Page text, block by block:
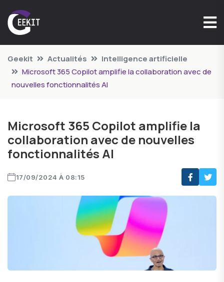
Geekit Actualités
Intelligence artificielle
Microsoft 365 Copilot amplifie la collaboration avec de
nouvelles fonctionnalités AI
Microsoft 365 Copilot amplifie la
collaboration avec de nouvelles
fonctionnalités AI
17/09/2024 À 08:15